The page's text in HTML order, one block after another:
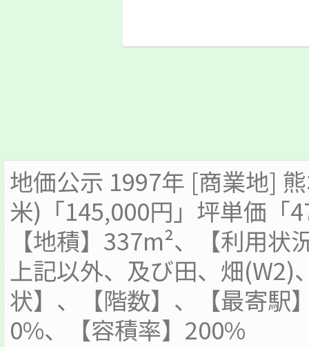
地価公示 1997年 [商業地]
米)「145,000円」坪単価「
【地積】337m²、【利用
上記以外、及び田、畑(W2)
状】、【階数】、【最寄駅
0%、【容積率】200%